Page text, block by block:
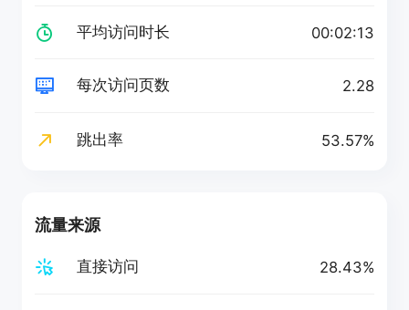
平均访问时长 00:02:13
每次访问页数 2.28
跳出率 53.57%
流量来源
直接访问 28.43%